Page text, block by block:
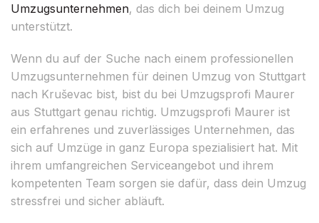
Umzugsunternehmen, das dich bei deinem Umzug
unterstützt.
Wenn du auf der Suche nach einem professionellen
Umzugsunternehmen für deinen Umzug von Stuttgart
nach Kruševac bist, bist du bei Umzugsprofi Maurer
aus Stuttgart genau richtig. Umzugsprofi Maurer ist
ein erfahrenes und zuverlässiges Unternehmen, das
sich auf Umzüge in ganz Europa spezialisiert hat. Mit
ihrem umfangreichen Serviceangebot und ihrem
kompetenten Team sorgen sie dafür, dass dein Umzug
stressfrei und sicher abläuft.